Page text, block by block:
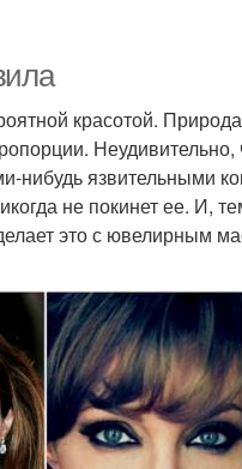
красотой.
Неудивительно,
нибудь язвительными
не покинет ее. И,
это с ювелирным